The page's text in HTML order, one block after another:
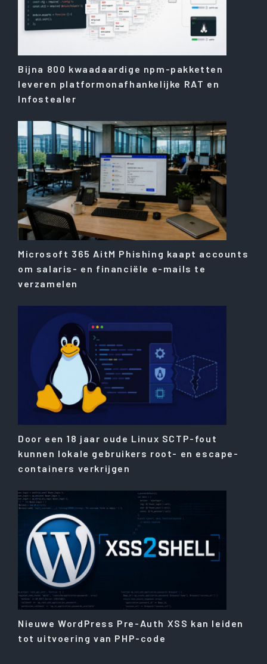
Bijna 800 kwaadaardige npm-pakketten
leveren platformonafhankelijke RAT en
Infostealer
Microsoft 365 AitM Phishing kaapt accounts
om salaris- en financiële e-mails te
verzamelen
Door een 18 jaar oude Linux SCTP-fout
kunnen lokale gebruikers root- en escape-
containers verkrijgen
Nieuwe WordPress Pre-Auth XSS kan leiden
tot uitvoering van PHP-code